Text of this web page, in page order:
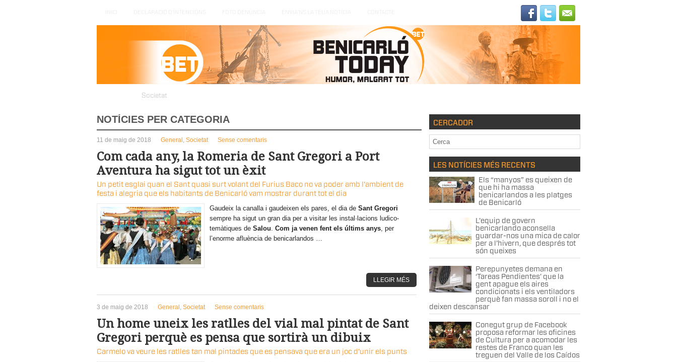
Societat
NOTÍCIES PER CATEGORIA
11 de maig de 2018 General , Societat Sense comentaris
Com cada any, la Romeria de Sant Gregori a Port
Aventura ha sigut tot un èxit
Un petit esglai quan el Sant quasi surt volant del Furius Baco no va poder amb l'ambient de
festa i alegria que els habitants de Benicarló vam mostrar durant tot el dia
Gaudeix la canalla i gaudeixen els pares, el dia de Sant Gregori
sempre ha sigut un gran dia per a visitar les instal·lacions ludico-
temàtiques de Salou. Com ja venen fent els últims anys, per
l’enorme afluència de benicarlandos …
LLEGIR MÉS
3 de maig de 2018 General , Societat Sense comentaris
Un home uneix les ratlles del vial mal pintat de Sant
Gregori perquè es pensa que sortirà un dibuix
Carmelo va veure les ratlles tan mal pintades que es pensava que era un joc d'unir els punts
CERCADOR
LES NOTÍCIES MÉS RECENTS
Els “manyos” es queixen de
que hi ha massa
benicarlandos a les platges
de Benicarló
L’equip de govern
benicarlando aconsella
guardar-nos una mica de calor
per a l’hivern, que després tot
són queixes
Perepunyetes demana en
‘Tareas Pendientes’ que la
gent apague els aires
condicionats i els ventiladors
perquè fan massa soroll i no el
deixen descansar
Conegut grup de Facebook
proposa reformar les oficines
de Cultura per a acomodar les
restes de Franco quan les
treguen del Valle de los Caídos